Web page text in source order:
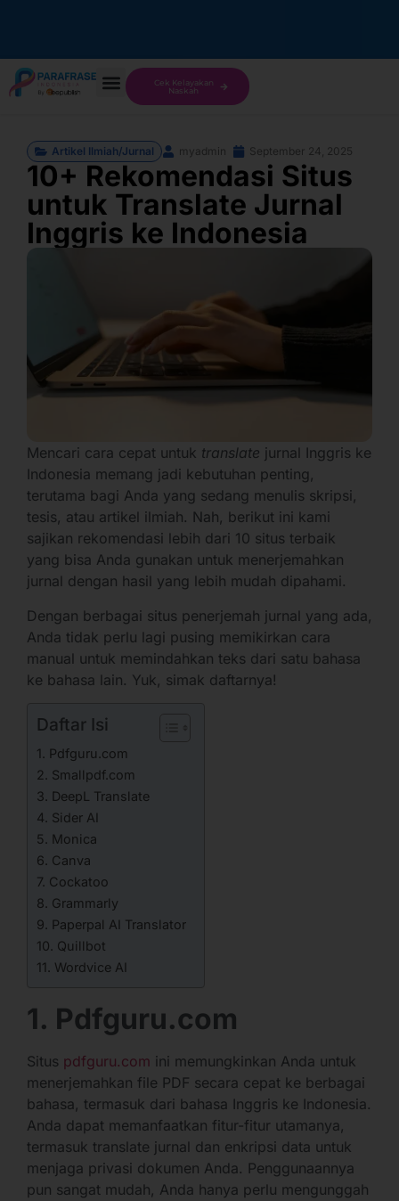
Cek Kelayakan
Naskah
Artikel Ilmiah/Jurnal myadmin September 24, 2025
10+ Rekomendasi Situs
untuk Translate Jurnal
Inggris ke Indonesia
Mencari cara cepat untuk translate jurnal Inggris ke
Indonesia memang jadi kebutuhan penting,
terutama bagi Anda yang sedang menulis skripsi,
tesis, atau artikel ilmiah. Nah, berikut ini kami
sajikan rekomendasi lebih dari 10 situs terbaik
yang bisa Anda gunakan untuk menerjemahkan
jurnal dengan hasil yang lebih mudah dipahami.
Dengan berbagai situs penerjemah jurnal yang ada,
Anda tidak perlu lagi pusing memikirkan cara
manual untuk memindahkan teks dari satu bahasa
ke bahasa lain. Yuk, simak daftarnya!
Daftar Isi
1. Pdfguru.com
2. Smallpdf.com
3. DeepL Translate
4. Sider AI
5. Monica
6. Canva
7. Cockatoo
8. Grammarly
9. Paperpal AI Translator
10. Quillbot
11. Wordvice AI
1. Pdfguru.com
Situs pdfguru.com ini memungkinkan Anda untuk
menerjemahkan file PDF secara cepat ke berbagai
bahasa, termasuk dari bahasa Inggris ke Indonesia.
Anda dapat memanfaatkan fitur-fitur utamanya,
termasuk translate jurnal dan enkripsi data untuk
menjaga privasi dokumen Anda. Penggunaannya
pun sangat mudah, Anda hanya perlu mengunggah